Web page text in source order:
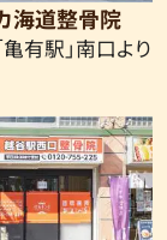
海道整骨院
亀有駅」南口より